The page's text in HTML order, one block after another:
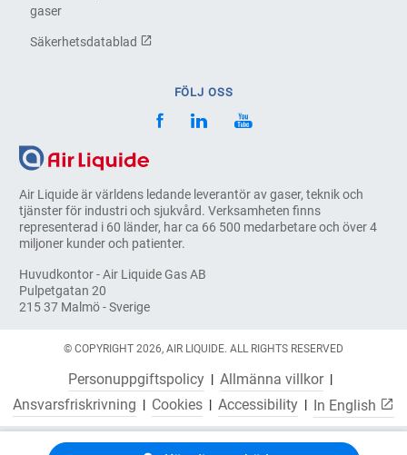
Air Liquide är världens ledande leverantör av gaser, teknik och
tjänster för industri och sjukvård. Verksamheten finns
representerad i 60 länder, har ca 66 500 medarbetare och över 4
miljoner kunder och patienter.
Huvudkontor - Air Liquide Gas AB
Pulpetgatan 20
215 37 Malmö - Sverige
gaser
Säkerhetsdatablad
FÖLJ OSS
© COPYRIGHT 2026, AIR LIQUIDE. ALL RIGHTS RESERVED
Personuppgiftspolicy
Allmänna villkor
Ansvarsfriskrivning
Cookies Accessibility In English